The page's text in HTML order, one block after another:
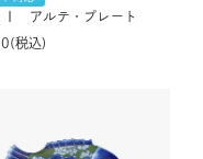
Ｉ アルテ・プレート
税込